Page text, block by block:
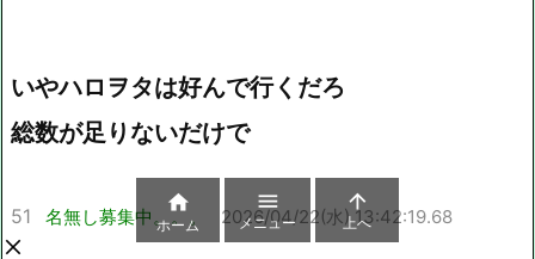
いやハロヲタは好んで行くだろ
総数が足りないだけで
51 名無し募集中。。。 2026/04/22(水) 13:42:19.68

ホーム

メニュー

上へ